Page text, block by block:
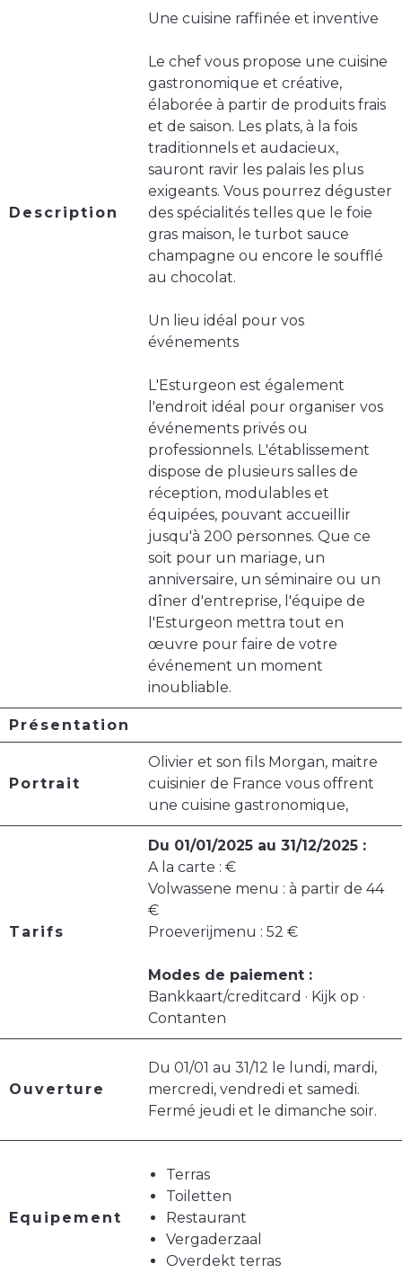
Description
Une cuisine raffinée et inventive
Le chef vous propose une cuisine
gastronomique et créative,
élaborée à partir de produits frais
et de saison. Les plats, à la fois
traditionnels et audacieux,
sauront ravir les palais les plus
exigeants. Vous pourrez déguster
des spécialités telles que le foie
gras maison, le turbot sauce
champagne ou encore le soufflé
au chocolat.
Un lieu idéal pour vos
événements
L'Esturgeon est également
l'endroit idéal pour organiser vos
événements privés ou
professionnels. L'établissement
dispose de plusieurs salles de
réception, modulables et
équipées, pouvant accueillir
jusqu'à 200 personnes. Que ce
soit pour un mariage, un
anniversaire, un séminaire ou un
dîner d'entreprise, l'équipe de
l'Esturgeon mettra tout en
œuvre pour faire de votre
événement un moment
inoubliable.
Présentation
Portrait
Olivier et son fils Morgan, maitre
cuisinier de France vous offrent
une cuisine gastronomique,
Tarifs
Du 01/01/2025 au 31/12/2025 :
A la carte : €
Volwassene menu : à partir de 44
€
Proeverijmenu : 52 €
Modes de paiement :
Bankkaart/creditcard · Kijk op ·
Contanten
Ouverture
Du 01/01 au 31/12 le lundi, mardi,
mercredi, vendredi et samedi.
Fermé jeudi et le dimanche soir.
Equipement
Terras
Toiletten
Restaurant
Vergaderzaal
Overdekt terras